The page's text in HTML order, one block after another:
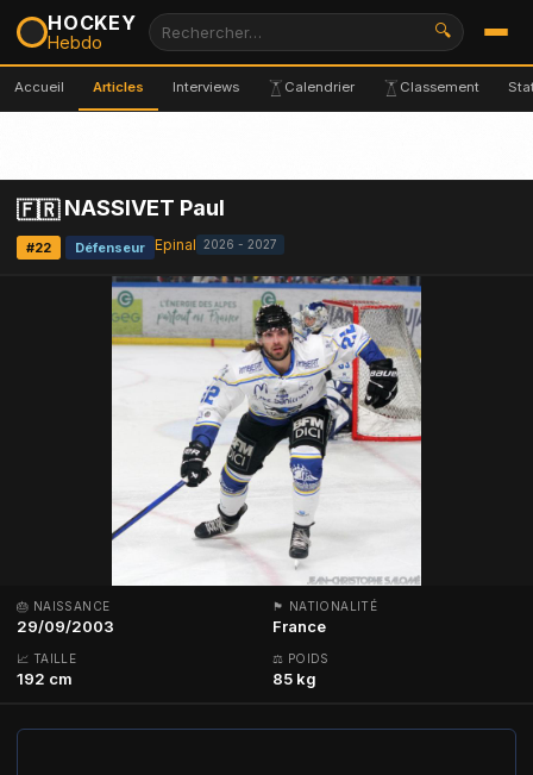
HOCKEY
Hebdo
🔍
Accueil Articles Interviews Calendrier Classement
🇫🇷NASSIVET Paul
#22 Défenseur Epinal 2026 - 2027
🎂 NAISSANCE
29/09/2003
🏴 NATIONALITÉ
France
📈 TAILLE
192 cm
⚖ POIDS
85 kg